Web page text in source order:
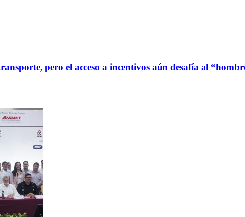
pero el acceso a incentivos aún desafía al